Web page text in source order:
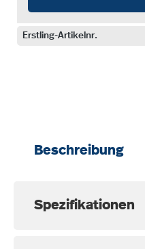
Erstling-Artikelnr.
Beschreibung
Spezifikationen